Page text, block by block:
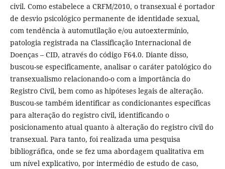
civil. Como estabelece a CRFM/2010, o transexual é portador
de desvio psicológico permanente de identidade sexual,
com tendência à automutilação e/ou autoextermínio,
patologia registrada na Classificação Internacional de
Doenças – CID, através do código F64.0. Diante disso,
buscou-se especificamente, analisar o caráter patológico do
transexualismo relacionando-o com a importância do
Registro Civil, bem como as hipóteses legais de alteração.
Buscou-se também identificar as condicionantes específicas
para alteração do registro civil, identificando o
posicionamento atual quanto à alteração do registro civil do
transexual. Para tanto, foi realizada uma pesquisa
bibliográfica, onde se fez uma abordagem qualitativa em
um nível explicativo, por intermédio de estudo de caso,